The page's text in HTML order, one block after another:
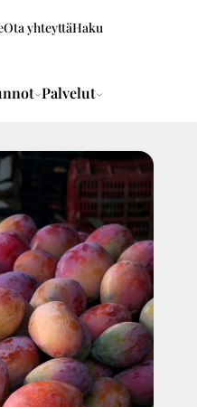
Ota yhteyttäHaku
Palvelut